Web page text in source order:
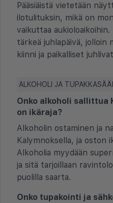
Pääsiäistä vietetään
ilotulituksin, mikä on
vaikuttaa aukioloaikoihin.
tärkeä juhlapäivä, jolloin
kiinni ja paikalliset
ALKOHOLI JA
Onko alkoholi sallittua
on ikäraja?
Alkoholin ostaminen ja
Kalymnoksella, ja oston
Alkoholia myydään
ja sitä tarjoillaan
puolilla saarta.
Onko tupakointi ja